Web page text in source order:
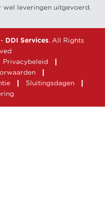
wel leveringen uitgevoerd.
- DDI Services. All Rights
Privacybeleid
Sluitingsdagen